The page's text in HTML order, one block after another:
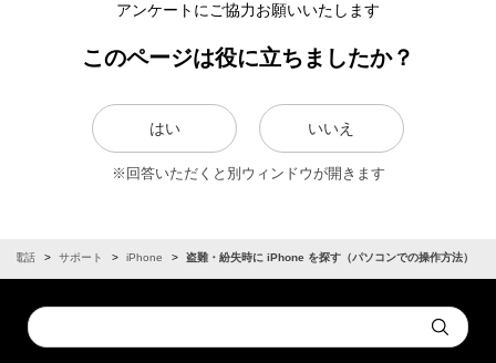
アンケートにご協力お願いいたします
このページは役に立ちましたか？
はい いいえ
※回答いただくと別ウィンドウが開きます
帯電話 サポート iPhone 盗難・紛失時に iPhone を探す（パソコンでの操作方法）
Conduct
a
Submit